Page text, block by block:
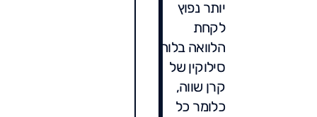
יותר נפוץ
לקחת
הלוואה בלוח
סילוקין של
קרן שווה,
כלומר כל